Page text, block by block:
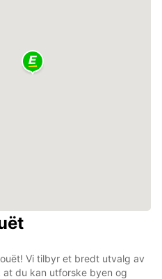
Vi tilbyr et bredt utvalg av
at du kan utforske byen og